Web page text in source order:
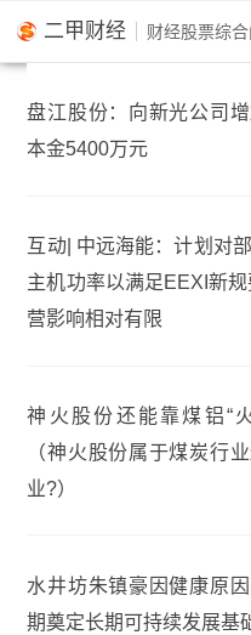
二甲财经
盘江股份：向新光公司
本金5400万元
互动| 中远海能：计划对
主机功率以满足EEXI新
营影响相对有限
神火股份还能靠煤铝“
（神火股份属于煤炭行
业?）
水井坊朱镇豪因健康原
期奠定长期可持续发展基